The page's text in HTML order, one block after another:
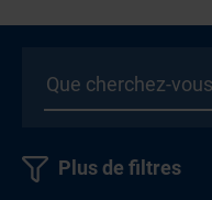
Plus de filtres